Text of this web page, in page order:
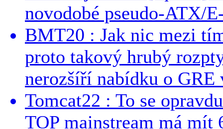
novodobé pseudo-ATX/
BMT20 : Jak nic mezi
proto takový hrubý
nerozšíří nabídku o GRE
Tomcat22 : To se
TOP mainstream má